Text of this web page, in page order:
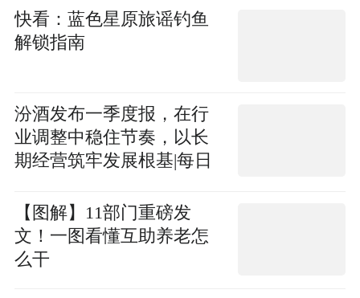
快看：蓝色星原旅谣钓鱼
解锁指南
汾酒发布一季度报，在行
业调整中稳住节奏，以长
期经营筑牢发展根基|每日
【图解】11部门重磅发
文！一图看懂互助养老怎
么干